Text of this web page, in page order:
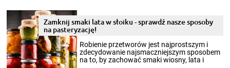
Zamknij smaki lata w słoiku - sprawdź nasze sposoby
na pasteryzację!
Robienie przetworów jest najprostszym i
zdecydowanie najsmaczniejszym sposobem
na to, by zachować smaki wiosny, lata i